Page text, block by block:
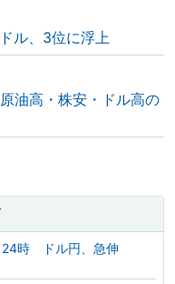
ル、3位に浮上
油高・株安・ドル高の
24時 ドル円、急伸